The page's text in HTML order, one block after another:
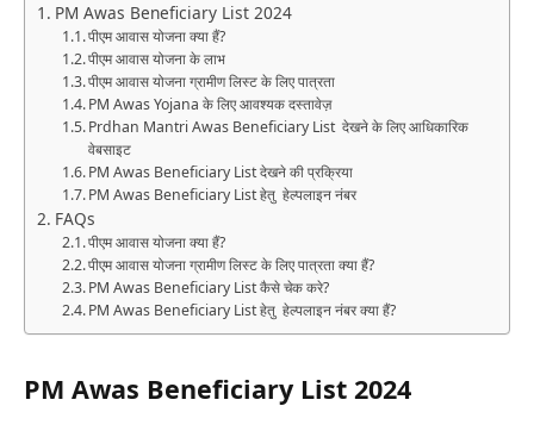
PM Awas Beneficiary List 2024
पीएम आवास योजना क्या हैं?
पीएम आवास योजना के लाभ
पीएम आवास योजना ग्रामीण लिस्ट के लिए पात्रता
PM Awas Yojana के लिए आवश्यक दस्तावेज़
Prdhan Mantri Awas Beneficiary List देखने के लिए आधिकारिक
वेबसाइट
PM Awas Beneficiary List देखने की प्रक्रिया
PM Awas Beneficiary List हेतु हेल्पलाइन नंबर
FAQs
पीएम आवास योजना क्या हैं?
पीएम आवास योजना ग्रामीण लिस्ट के लिए पात्रता क्या हैं?
PM Awas Beneficiary List कैसे चेक करे?
PM Awas Beneficiary List हेतु हेल्पलाइन नंबर क्या हैं?
PM Awas Beneficiary List 2024